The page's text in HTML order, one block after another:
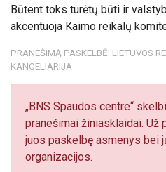
Būtent toks turėtų būti ir
akcentuoja Kaimo reikalų
PRANEŠIMĄ PASKELBĖ: LIETUVOS
KANCELIARIJA
„BNS Spaudos centre“
pranešimai žiniasklaidai. Už
juos paskelbę asmenys bei
organizacijos.